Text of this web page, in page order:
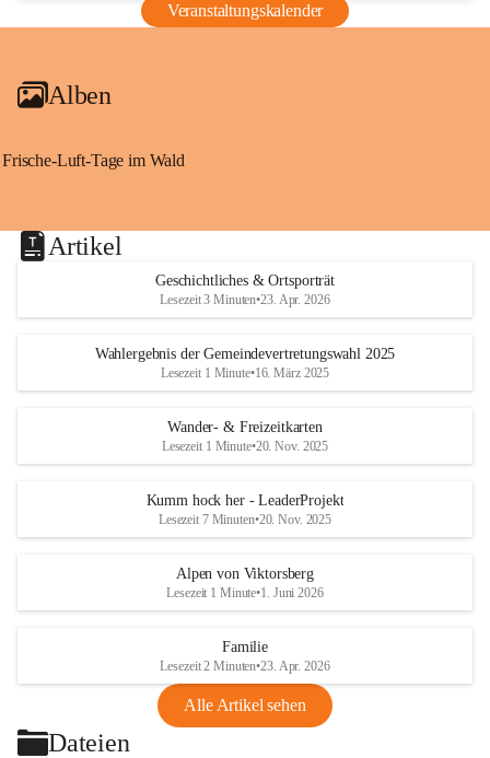
Veranstaltungskalender
Alben
Frische-Luft-Tage im Wald
Artikel
Geschichtliches & Ortsporträt
Lesezeit 3 Minuten•23. Apr. 2026
Wahlergebnis der Gemeindevertretungswahl 2025
Lesezeit 1 Minute•16. März 2025
Wander- & Freizeitkarten
Lesezeit 1 Minute•20. Nov. 2025
Kumm hock her - LeaderProjekt
Lesezeit 7 Minuten•20. Nov. 2025
Alpen von Viktorsberg
Lesezeit 1 Minute•1. Juni 2026
Familie
Lesezeit 2 Minuten•23. Apr. 2026
Alle Artikel sehen
Dateien